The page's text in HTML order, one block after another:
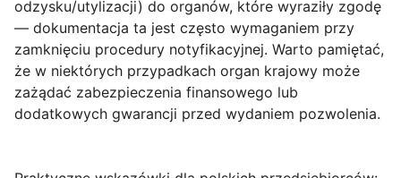
odzysku/utylizacji) do organów, które wyraziły zgodę
— dokumentacja ta jest często wymaganiem przy
zamknięciu procedury notyfikacyjnej. Warto pamiętać,
że w niektórych przypadkach organ krajowy może
zażądać zabezpieczenia finansowego lub
dodatkowych gwarancji przed wydaniem pozwolenia.